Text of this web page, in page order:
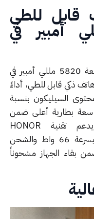
للطي
أمبير في
تقدم بطارية السيليكون-كربون بسعة 5820 مللي أمبير في
قابل للطي، أداءً
السيليكون بنسبة
بطارية أعلى ضمن
تصميم أخف وزناً وأنحف، يدعم تقنية HONOR
SuperCharge للشحن السلكي بسرعة 66 واط والشحن
يضمن بقاء الجهاز مشحوناً